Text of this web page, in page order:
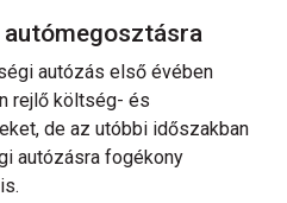
autómegosztásra
autózás első évében
rejlő költség- és
de az utóbbi időszakban
autózásra fogékony